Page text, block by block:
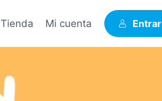
Tienda Mi cuenta Entrar